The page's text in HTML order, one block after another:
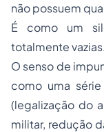
não possuem
É como um
totalmente vazias.
O senso de
como uma
(legalização do
militar, redução